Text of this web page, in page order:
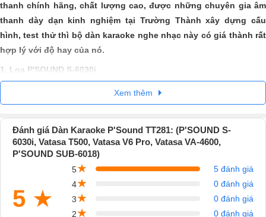
thanh chính hãng, chất lượng cao, được những chuyên gia âm
thanh dày dạn kinh nghiệm tại Trường Thành xây dựng cấu
hình, test thử thì bộ dàn karaoke nghe nhạc này có giá thành rất
hợp lý với độ hay của nó.
1. Loa P'SOUND S-6030i
Loa toàn dải P'SOUND S-6030i được trang bị loa tần số cao dạng nén
(compression driver) có vòm loa bằng hợp kim titanium siêu cứng, kết
hợp họng còi dài với miệng thoát lớn, giúp dải âm cao giàu chi tiết âm
thanh được đẩy đi xa hơn. Đồng thời, loa tần số thấp (woofer) có nón
loa kích thước lớn với thiết kế đạt độ nhạy cao, sở hữu cuộn dây âm
công suất cao giúp thể hiện dải trung trầm dày, có lực và độ phủ âm
Xem thêm
Đánh giá Dàn Karaoke P'Sound TT281: (P'SOUND S-
6030i, Vatasa T500, Vatasa V6 Pro, Vatasa VA-4600,
P'SOUND SUB-6018)
5 ★
5★
5 đánh giá
4★
0 đánh giá
3★
0 đánh giá
2★ 0 đánh giá